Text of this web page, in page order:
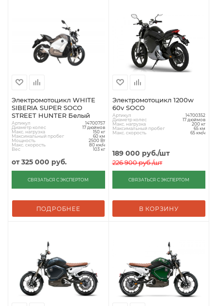
Электромотоцикл WHITE
SIBERIA SUPER SOCO
STREET HUNTER Белый
Артикул 14700757
Диаметр колес 17 дюймов
Макс. нагрузка 150 кг
Максимальный пробег 60 км
Мощность 2500 Вт
Макс. скорость 80 км/ч
Вес 103 кг
от325 000 руб.
СВЯЗАТЬСЯ С ЭКСПЕРТОМ
ПОДРОБНЕЕ
Электромотоцикл 1200w
60v SOCO
Артикул 14700352
Диаметр колес 17 дюймов
Макс. нагрузка 200 кг
Максимальный пробег 65 км
Макс. скорость 65 км/ч
189 000 руб./шт
226 900руб./шт
СВЯЗАТЬСЯ С ЭКСПЕРТОМ
В КОРЗИНУ